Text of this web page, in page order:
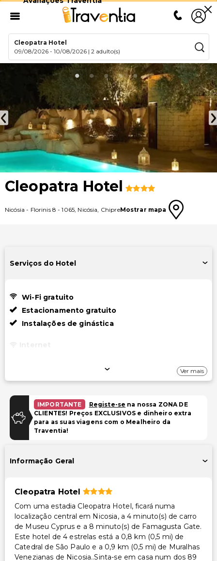
Cleopatra Hotel
09/08/2026 -10/08/2026 |2 adulto(s)
Cleopatra Hotel
Nicósia - Florinis 8 -1065, Nicósia, ChipreMostrar mapa
Serviços do Hotel
Wi-Fi gratuito
Estacionamento gratuito
Instalações de ginástica
Estacionamento
Estacionamento gratuito
Piscina e Bem-estar
Piscina ao ar livre sazonal
Piscina infantil
Salas de reunião
Instalações de ginástica
Espaço para conferências
Acessibilidade
Ver mais
IMPORTANTE Registe-se na nossa ZONA DE
CLIENTES! Preços EXCLUSIVOS e dinheiro extra
para as suas viagens com o Mealheiro da
Traventia!
Informação Geral
Cleopatra Hotel
Com uma estadia Cleopatra Hotel, ficará numa
localização central em Nicosia, a 4 minuto(s) de carro
de Museu Cyprus e a 8 minuto(s) de Famagusta Gate.
Este hotel de 4 estrelas está a 0,8 km (0,5 mi) de
Catedral de São Paulo e a 0,9 km (0,5 mi) de Muralhas
Venezianas de Nicosia..Sinta-se em casa num dos 89